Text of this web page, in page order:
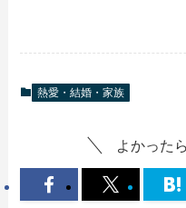
熱愛・結婚・家族
よかった